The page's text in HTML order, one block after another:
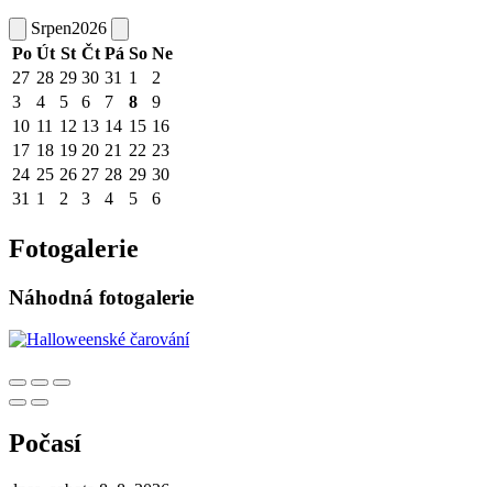
Srpen2026
Po Út St Čt Pá So Ne
27 28 29 30 31 1
2
3
4 5 6 7 8
9
10 11 12 13 14 15 16
17 18 19 20 21 22 23
24 25 26 27 28 29 30
31 1 2 3 4 5 6
Fotogalerie
Náhodná fotogalerie
Počasí